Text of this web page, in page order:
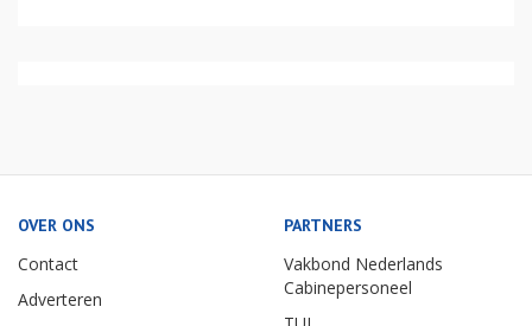
OVER ONS
Contact
Adverteren
PARTNERS
Vakbond Nederlands
Cabinepersoneel